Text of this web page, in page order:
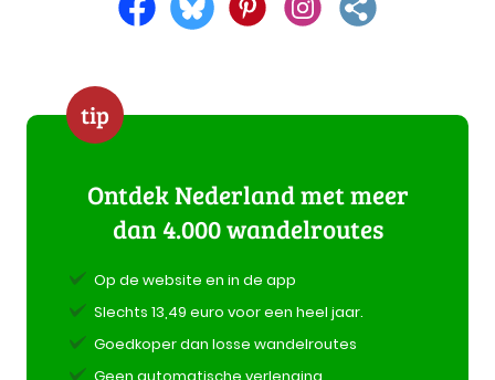
tip
Ontdek Nederland met meer
dan 4.000 wandelroutes
Op de website en in de app
Slechts 13,49 euro voor een heel jaar.
Goedkoper dan losse wandelroutes